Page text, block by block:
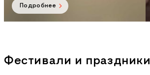
Подробнее
Фестивали и праздники